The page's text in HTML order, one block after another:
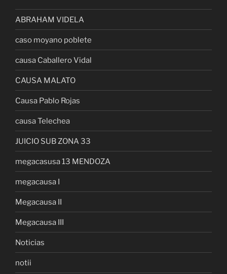
ABRAHAM VIDELA
caso moyano poblete
causa Caballero Vidal
CAUSA MALATO
Causa Pablo Rojas
causa Telechea
JUICIO SUB ZONA 33
megacasusa 13 MENDOZA
megacausa I
Megacausa II
Megacausa III
Noticias
notii